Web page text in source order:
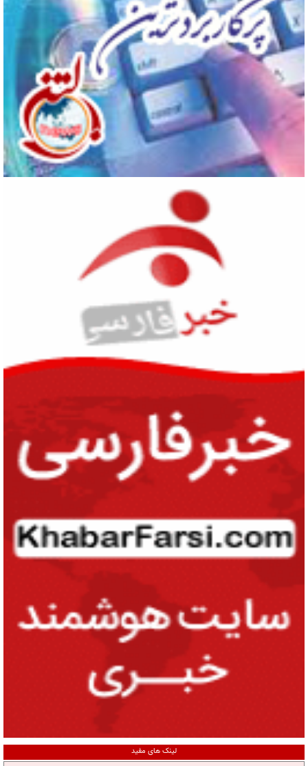
لینک های مفید